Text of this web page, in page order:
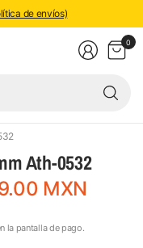
de envíos)
0
Ath-0532
MXN
la pantalla de pago.